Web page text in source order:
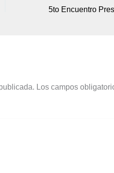
Los campos